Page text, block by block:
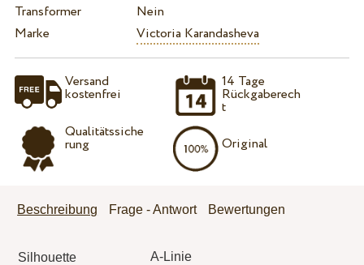
Transformer
Nein
Marke
Victoria Karandasheva
Versand
kostenfrei
Qualitätssiche
rung
14 Tage
Rückgaberech
t
Original
Beschreibung Frage - Antwort Bewertungen
Silhouette
A-Linie